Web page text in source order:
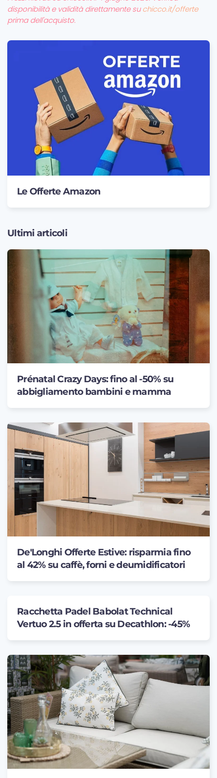
disponibilità e validità direttamente suchicco.it/offerte
prima dell'acquisto.
Le Offerte Amazon
Ultimi articoli
Prénatal Crazy Days: fino al -50% su
abbigliamento bambini e mamma
De'Longhi Offerte Estive: risparmia fino
al 42% su caffè, forni e deumidificatori
Racchetta Padel Babolat Technical
Vertuo 2.5 in offerta su Decathlon: -45%